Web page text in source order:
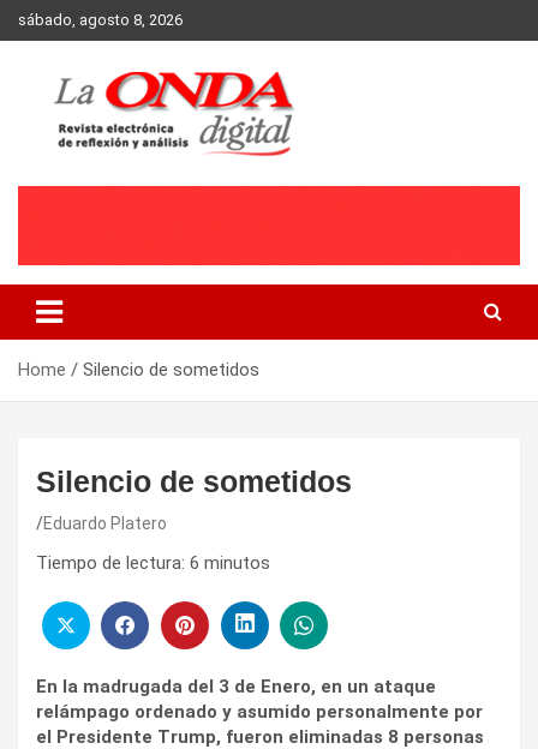
Skip
to
sábado, agosto 8, 2026
Home Silencio de sometidos
Silencio de sometidos
Eduardo Platero
Tiempo de lectura: 6 minutos
En la madrugada del 3 de Enero, en un ataque
relámpago ordenado y asumido personalmente por
el Presidente Trump, fueron eliminadas 8 personas